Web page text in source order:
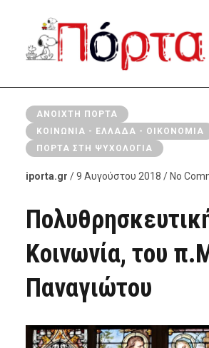
ΑΝΟΙΧΤΉ ΠΌΡΤΑ
ΚΟΙΝΩΝΊΑ - ΕΛΛΆΔΑ - ΟΙΚΟΝΟΜΊΑ
ΠΌΡΤΑ ΣΤΗ ΨΥΧΟΛΟΓΊΑ
iporta.gr / 9 Αυγούστου 2018 / No
Κοινωνία, του
Παναγιώτου